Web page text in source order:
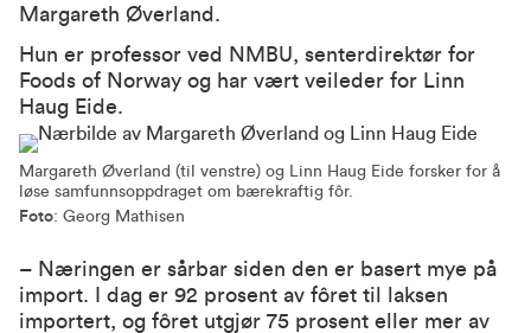
Margareth Øverland.
Hun er professor ved NMBU, senterdirektør for
Foods of Norway og har vært veileder for Linn
Haug Eide.
Margareth Øverland (til venstre) og Linn Haug Eide forsker for å
løse samfunnsoppdraget om bærekraftig fôr.
Foto: Georg Mathisen
– Næringen er sårbar siden den er basert mye på
import. I dag er 92 prosent av fôret til laksen
importert, og fôret utgjør 75 prosent eller mer av